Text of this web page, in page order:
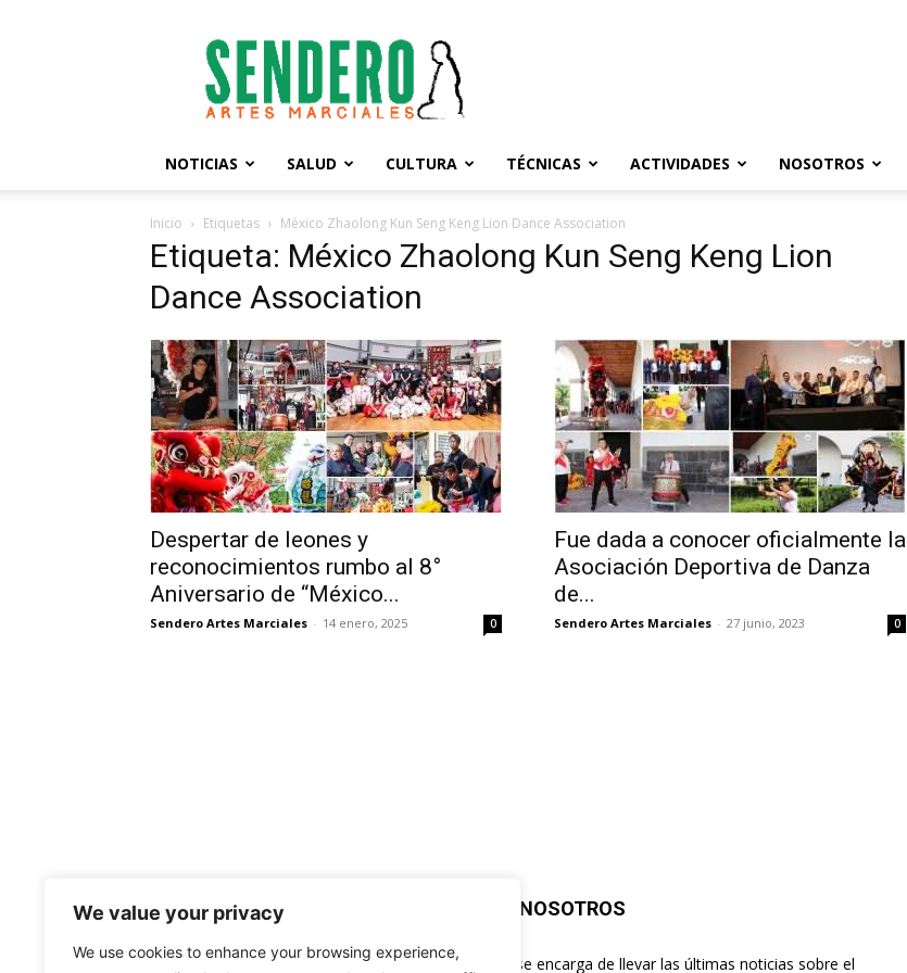
We value your privacy
We use cookies to enhance your browsing experience,
Sendero
Artes
Marciales
NOTICIAS SALUD CULTURA TÉCNICAS ACTIVIDADES NOSOTROS
Inicio Etiquetas México Zhaolong Kun Seng Keng Lion Dance Association
Etiqueta: México Zhaolong Kun Seng Keng Lion
Dance Association
Despertar de leones y
reconocimientos rumbo al 8°
Aniversario de “México...
Sendero Artes Marciales - 14 enero, 2025 0
Fue dada a conocer oficialmente la
Asociación Deportiva de Danza
de...
Sendero Artes Marciales - 27 junio, 2023 0
SOBRE NOSOTROS
Sendero se encarga de llevar las últimas noticias sobre el